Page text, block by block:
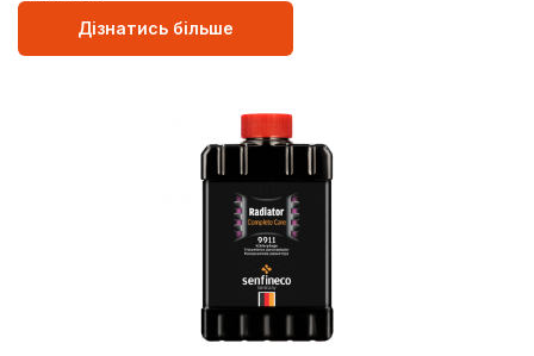
Дізнатись більше